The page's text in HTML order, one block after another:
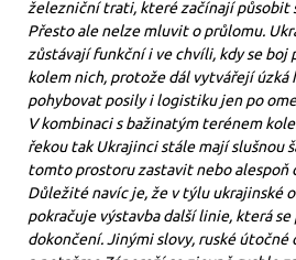
železniční trati, které začínají působit
Přesto ale nelze mluvit o průlomu.
zůstávají funkční i ve chvíli, kdy se boj
kolem nich, protože dál vytvářejí úzká
pohybovat posily i logistiku jen po
V kombinaci s bažinatým terénem
řekou tak Ukrajinci stále mají slušnou
tomto prostoru zastavit nebo alespoň
Důležité navíc je, že v týlu ukrajinské
pokračuje výstavba další linie, která
dokončení. Jinými slovy, ruské útočné